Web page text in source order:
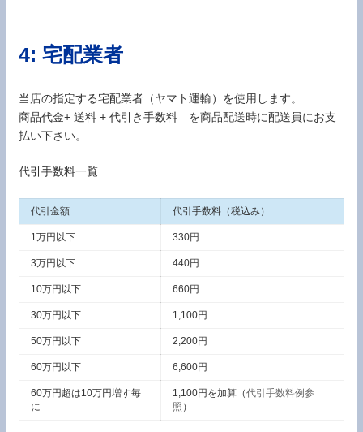
4: 宅配業者
当店の指定する宅配業者（ヤマト運輸）を使用します。
商品代金+ 送料 + 代引き手数料 を商品配送時に配送員にお支
払い下さい。
代引手数料一覧
代引金額 代引手数料（税込み）
1万円以下 330円
3万円以下 440円
10万円以下 660円
30万円以下 1,100円
50万円以下 2,200円
60万円以下 6,600円
60万円超は10万円増す毎
に
1,100円を加算（代引手数料例参
照 ）